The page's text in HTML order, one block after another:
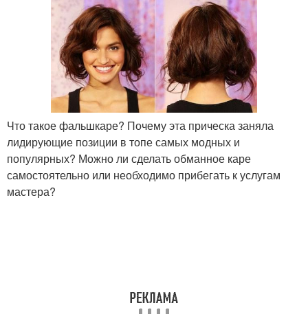
Что такое фальшкаре? Почему эта прическа заняла
лидирующие позиции в топе самых модных и
популярных? Можно ли сделать обманное каре
самостоятельно или необходимо прибегать к услугам
мастера?